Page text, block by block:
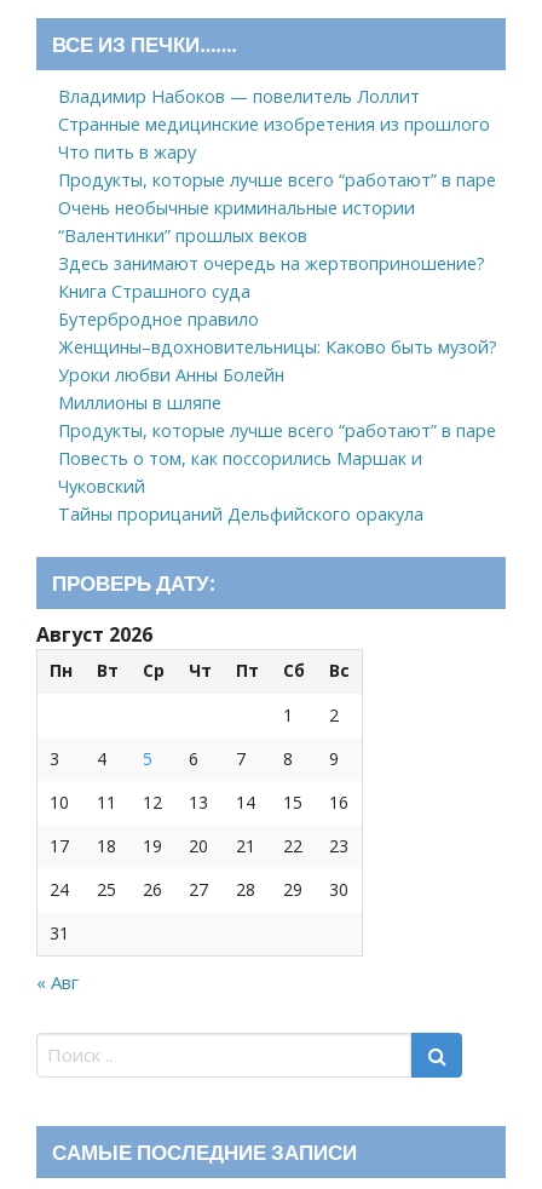
ВСЕ ИЗ ПЕЧКИ…….
Владимир Набоков — повелитель Лоллит
Странные медицинские изобретения из прошлого
Что пить в жару
Продукты, которые лучше всего “работают” в паре
Очень необычные криминальные истории
“Валентинки” прошлых веков
Здесь занимают очередь на жертвоприношение?
Книга Страшного суда
Бутербродное правило
Женщины–вдохновительницы: Каково быть музой?
Уроки любви Анны Болейн
Миллионы в шляпе
Продукты, которые лучше всего “работают” в паре
Повесть о том, как поссорились Маршак и
Чуковский
Тайны прорицаний Дельфийского оракула
ПРОВЕРЬ ДАТУ:
Август 2026
Пн Вт Ср Чт Пт Сб
Вс
1
2
3
4 5 6 7 8
9
10
11 12 13 14 15
16
17
18 19 20 21 22
23
24
25 26 27 28 29
30
31
« Авг
САМЫЕ ПОСЛЕДНИЕ ЗАПИСИ